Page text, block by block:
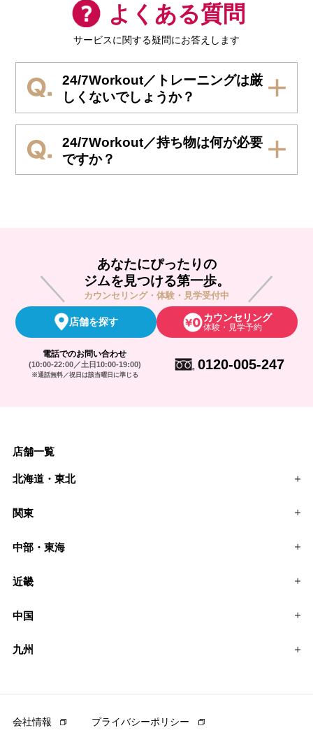
よくある質問
サービスに関する疑問にお答えします
24/7Workout／トレーニングは厳
しくないでしょうか？
24/7Workout／持ち物は何が必要
ですか？
あなたにぴったりの
ジムを見つける第一歩。
カウンセリング・体験・見学受付中
店舗を探す カウンセリング
体験・見学予約
電話でのお問い合わせ
(10:00-22:00／土日10:00-19:00)
※通話無料／祝日は該当曜日に準じる
0120-005-247
店舗一覧
北海道・東北
関東
中部・東海
近畿
中国
九州
会社情報 プライバシーポリシー